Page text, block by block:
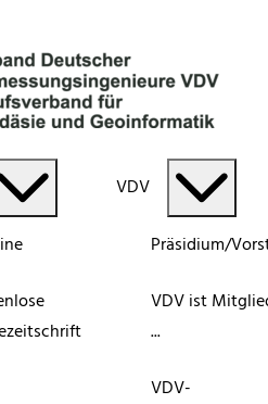
VDV
Präsidium/
VDV ist
...
VDV-